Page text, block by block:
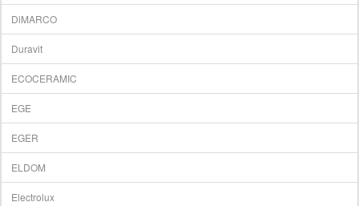
DiMARCO
Duravit
ECOCERAMIC
EGE
EGER
ELDOM
Electrolux